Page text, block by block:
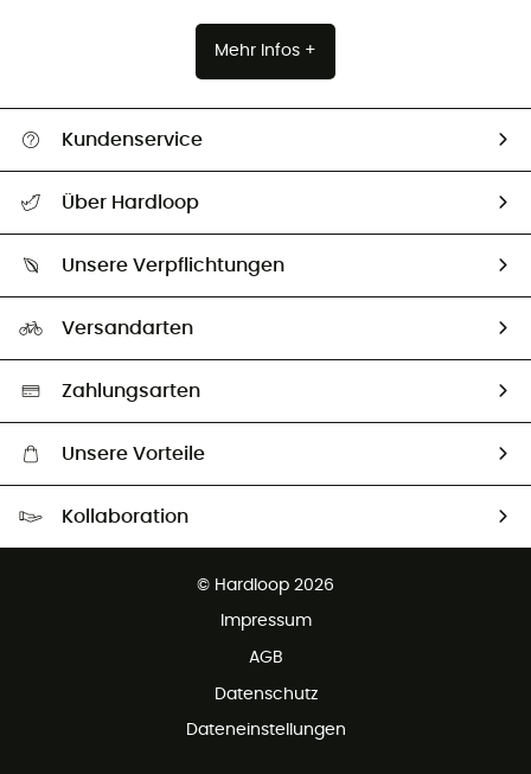
Mehr Infos +
Kundenservice
Größentabelle
Vertrag widerrufen
Über Hardloop
Unsere Botschafter
Unsere Verpflichtungen
Auswahl an nachhaltigen Produkten
Versandarten
Zahlungsarten
Unsere Vorteile
Kollaboration
© Hardloop 2026
Impressum
AGB
Datenschutz
Dateneinstellungen